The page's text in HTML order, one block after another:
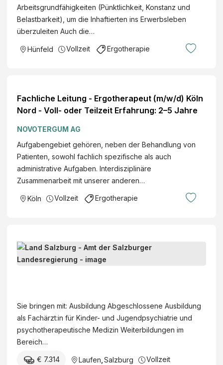
Arbeitsgrundfähigkeiten (Pünktlichkeit, Konstanz und
Belastbarkeit), um die Inhaftierten ins Erwerbsleben
überzuleiten Auch die…
Hünfeld Vollzeit Ergotherapie
Fachliche Leitung - Ergotherapeut (m/w/d) Köln
Nord - Voll- oder Teilzeit Erfahrung: 2–5 Jahre
NOVOTERGUM AG
Aufgabengebiet gehören, neben der Behandlung von
Patienten, sowohl fachlich spezifische als auch
administrative Aufgaben. Interdisziplinäre
Zusammenarbeit mit unserer anderen…
Köln Vollzeit Ergotherapie
M
e
i
n
i
s
n
d
a
Sie bringen mit: Ausbildung Abgeschlossene Ausbildung
als Fachärzt:in für Kinder- und Jugendpsychiatrie und
psychotherapeutische Medizin Weiterbildungen im
Bereich…
€ 7.314 Laufen Salzburg Vollzeit